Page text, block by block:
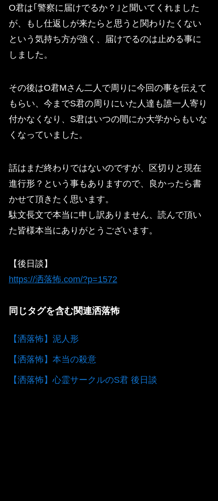
O君は｢警察に届けでるか？｣と聞いてくれました
が、もし仕返しが来たらと思うと関わりたくない
という気持ち方が強く、届けでるのは止める事に
しました。
その後はO君Mさん二人で周りに今回の事を伝えて
もらい、今までS君の周りにいた人達も誰一人寄り
付かなくなり、S君はいつの間にか大学からもいな
くなっていました。
話はまだ終わりではないのですが、区切りと現在
進行形？という事もありますので、良かったら書
かせて頂きたく思います。
駄文長文で本当に申し訳ありません、読んで頂い
た皆様本当にありがとうございます。
【後日談】
https://洒落怖.com/?p=1572
同じタグを含む関連洒落怖
【洒落怖】泥人形
【洒落怖】本当の殺意
【洒落怖】心霊サークルのS君 後日談